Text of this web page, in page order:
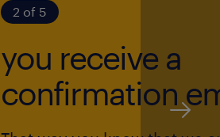
2 of 5
you receive a
confirmation